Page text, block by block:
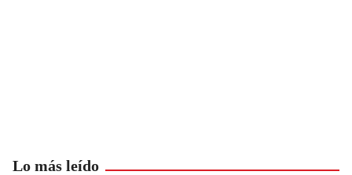
Lo más leído